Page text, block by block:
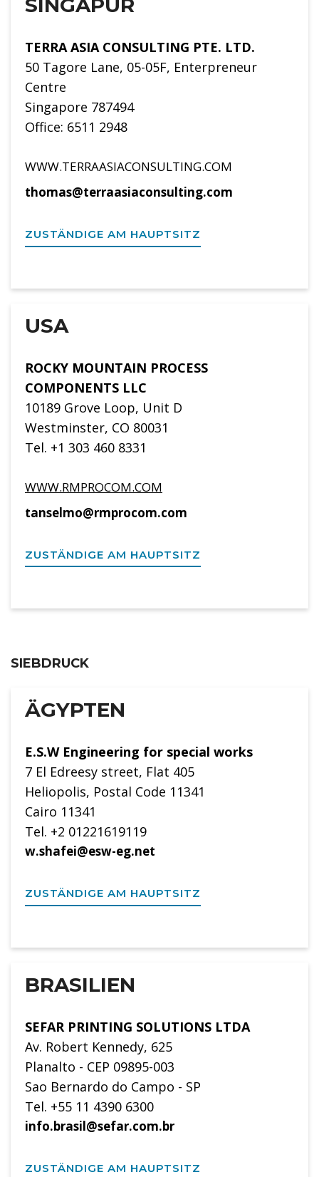
SINGAPUR
TERRA ASIA CONSULTING PTE. LTD.
50 Tagore Lane, 05-05F, Enterpreneur
Centre
Singapore 787494
Office: 6511 2948
WWW.TERRAASIACONSULTING.COM
thomas@terraasiaconsulting.com
ZUSTÄNDIGE AM HAUPTSITZ
USA
ROCKY MOUNTAIN PROCESS
COMPONENTS LLC
10189 Grove Loop, Unit D
Westminster, CO 80031
Tel. +1 303 460 8331
WWW.RMPROCOM.COM
tanselmo@rmprocom.com
ZUSTÄNDIGE AM HAUPTSITZ
SIEBDRUCK
ÄGYPTEN
E.S.W Engineering for special works
7 El Edreesy street, Flat 405
Heliopolis, Postal Code 11341
Cairo 11341
Tel. +2 01221619119
w.shafei@esw-eg.net
ZUSTÄNDIGE AM HAUPTSITZ
BRASILIEN
SEFAR PRINTING SOLUTIONS LTDA
Av. Robert Kennedy, 625
Planalto - CEP 09895-003
Sao Bernardo do Campo - SP
Tel. +55 11 4390 6300
info.brasil@sefar.com.br
ZUSTÄNDIGE AM HAUPTSITZ